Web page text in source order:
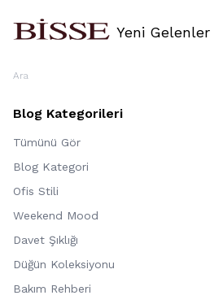
Yeni Gelenler
Blog Kategorileri
Tümünü Gör
Blog Kategori
Ofis Stili
Weekend Mood
Davet Şıklığı
Düğün Koleksiyonu
Bakım Rehberi